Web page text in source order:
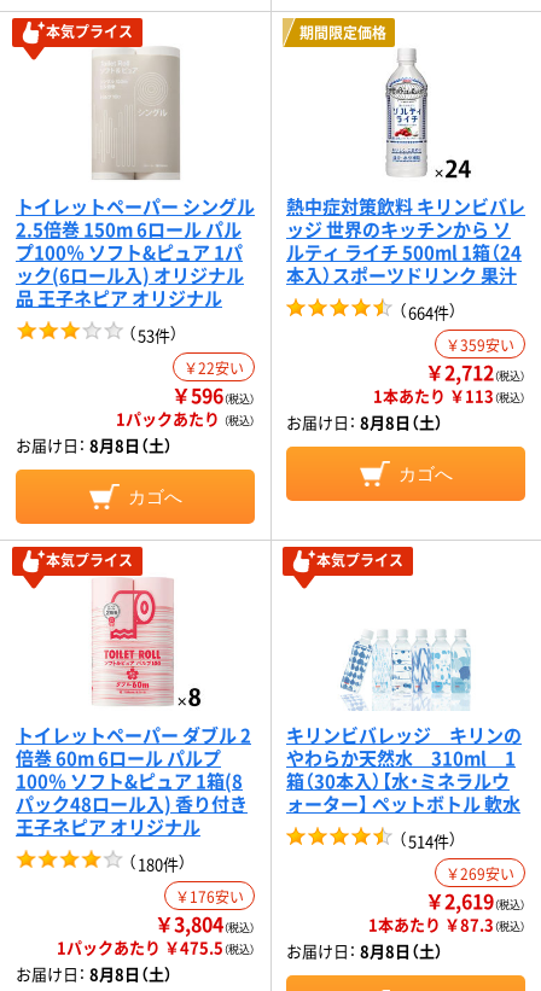
本気プライス
トイレットペーパー シングル
2.5倍巻 150m 6ロール パル
プ100％ ソフト&ピュア 1パ
ック(6ロール入) オリジナル
品 王子ネピア オリジナル
（53件）
￥22安い
￥596（税込）
1パックあたり （税込）
お届け日： 8月8日（土）
カゴへ
期間限定価格
熱中症対策飲料 キリンビバレ
ッジ 世界のキッチンから ソ
ルティ ライチ 500ml 1箱（24
本入）スポーツドリンク 果汁
（664件）
￥359安い
￥2,712（税込）
1本あたり ￥113（税込）
お届け日： 8月8日（土）
カゴへ
本気プライス
トイレットペーパー ダブル 2
倍巻 60m 6ロール パルプ
100％ ソフト&ピュア 1箱(8
パック48ロール入) 香り付き
王子ネピア オリジナル
（180件）
￥176安い
￥3,804（税込）
1パックあたり ￥475.5（税込）
お届け日： 8月8日（土）
本気プライス
キリンビバレッジ キリンの
やわらか天然水 310ml 1
箱（30本入）【水・ミネラルウ
ォーター】 ペットボトル 軟水
（514件）
￥269安い
￥2,619（税込）
1本あたり ￥87.3（税込）
お届け日： 8月8日（土）